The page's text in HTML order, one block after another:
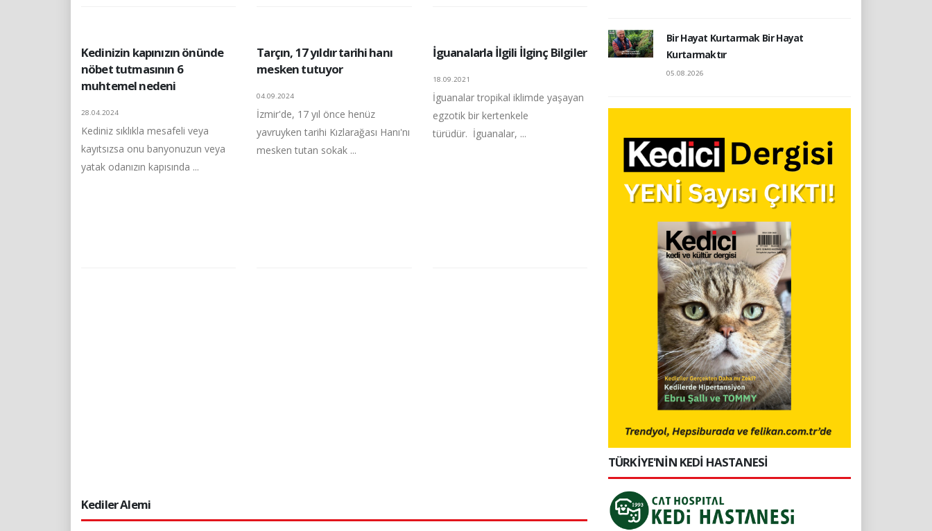
Kedinizin kapınızın önünde
nöbet tutmasının 6
muhtemel nedeni
28.04.2024
Kediniz sıklıkla mesafeli veya
kayıtsızsa onu banyonuzun veya
yatak odanızın kapısında ...
Tarçın, 17 yıldır tarihi hanı
mesken tutuyor
04.09.2024
İzmir'de, 17 yıl önce henüz
yavruyken tarihi Kızlarağası Hanı'nı
mesken tutan sokak ...
İguanalarla İlgili İlginç Bilgiler
18.09.2021
İguanalar tropikal iklimde yaşayan
egzotik bir kertenkele
türüdür. İguanalar, ...
Kediler Alemi
Bir Hayat Kurtarmak Bir Hayat
Kurtarmaktır
05.08.2026
TÜRKİYE'NİN KEDİ HASTANESİ